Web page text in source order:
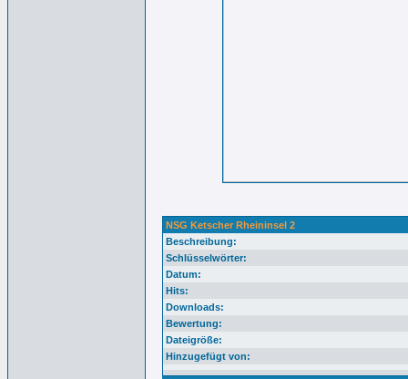
NSG Ketscher Rheininsel 2
Beschreibung:
Schlüsselwörter:
Datum:
Hits:
Downloads:
Bewertung:
Dateigröße:
Hinzugefügt von: